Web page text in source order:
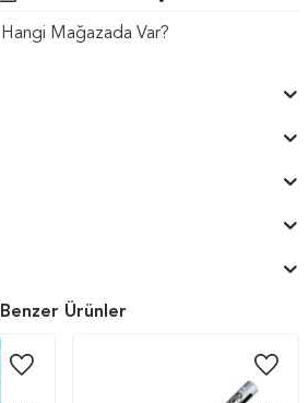
Hangi Mağazada Var?
Benzer Ürünler